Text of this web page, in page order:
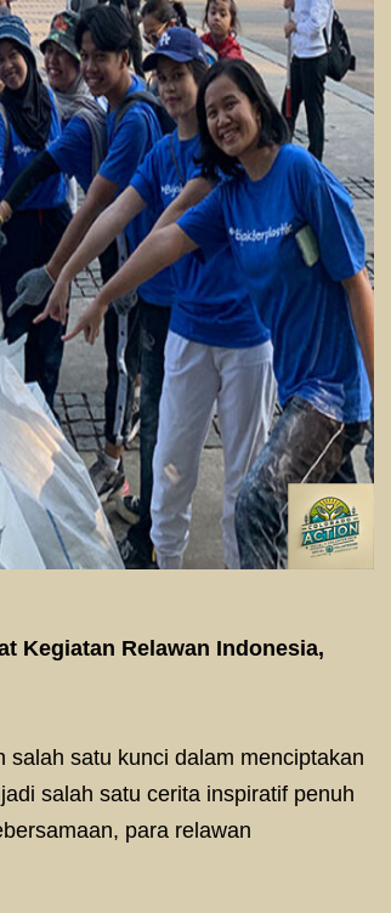
Kegiatan Relawan Indonesia,
satu kunci dalam menciptakan
salah satu cerita inspiratif penuh
para relawan